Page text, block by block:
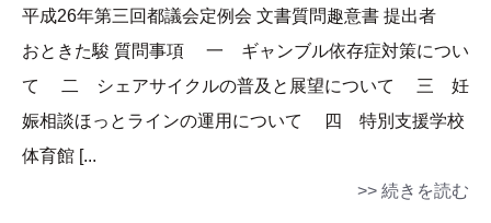
平成26年第三回都議会定例会 文書質問趣意書 提出者
おときた駿 質問事項 一 ギャンブル依存症対策につい
て 二 シェアサイクルの普及と展望について 三 妊
娠相談ほっとラインの運用について 四 特別支援学校
体育館 [...
>> 続きを読む